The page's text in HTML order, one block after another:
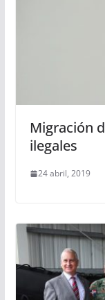
Migración
ilegales
24 abril, 2019